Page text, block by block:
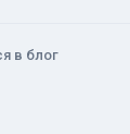
в блог